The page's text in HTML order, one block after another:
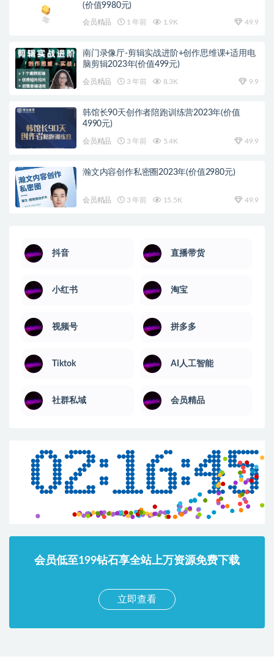
(价值9980元)
会员精品 1 年前 1.9K 49.9
南门录像厅-剪辑实战进阶+创作思维课+适用电
脑剪辑2023年(价值499元)
会员精品 3 年前 8.3K 9.9
韩馆长90天创作者陪跑训练营2023年(价值
4990元)
会员精品 3 年前 5.4K 49.9
瀚文内容创作私密圈2023年(价值2980元)
会员精品 3 年前 15.5K 49.9
抖音 直播带货
小红书 淘宝
视频号 拼多多
Tiktok AI人工智能
社群私域 会员精品
会员低至199钻石享全站上万资源免费下载
立即查看